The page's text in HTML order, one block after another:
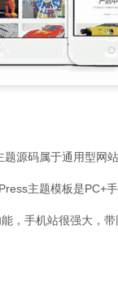
源码属于通用型网
主题模板是PC+
，手机站很强大，